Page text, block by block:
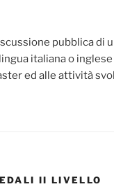
pubblica di
italiana o inglese
ed alle attività
II LIVELLO